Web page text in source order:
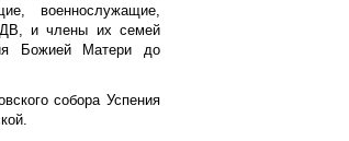
военнослужащие,
и члены их семей
Божией Матери до
собора Успения